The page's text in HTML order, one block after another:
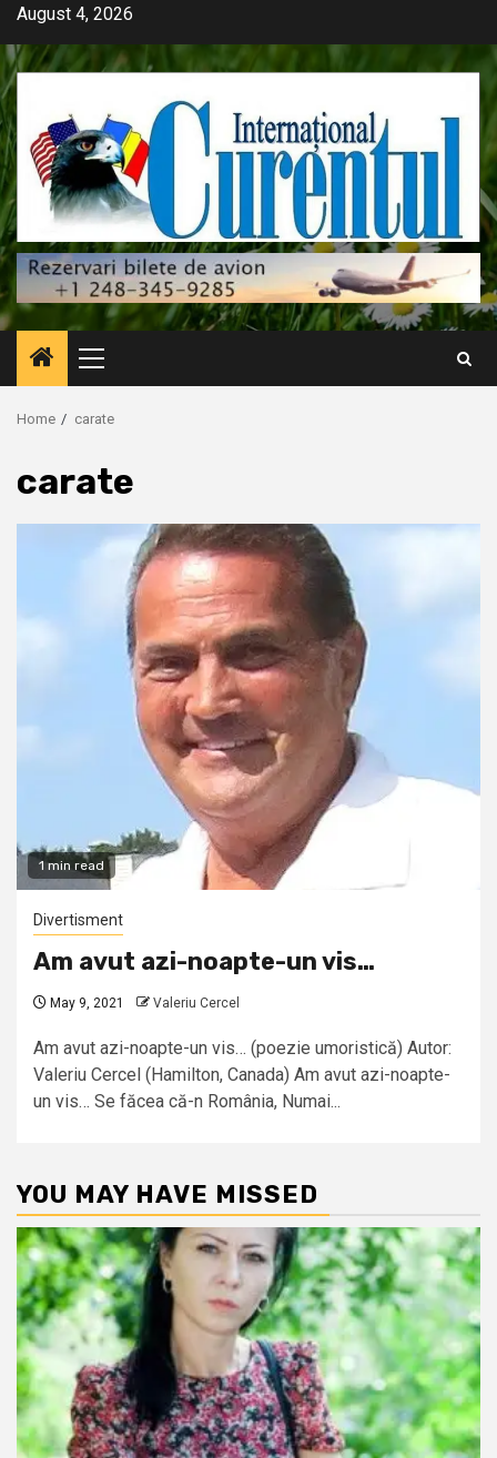
Skip
content
August 4, 2026
Primary
Menu
Home carate
carate
1 min read
Divertisment
Am avut azi-noapte-un vis…
May 9, 2021 Valeriu Cercel
Am avut azi-noapte-un vis… (poezie umoristică) Autor:
Valeriu Cercel (Hamilton, Canada) Am avut azi-noapte-
un vis… Se făcea că-n România, Numai...
YOU MAY HAVE MISSED